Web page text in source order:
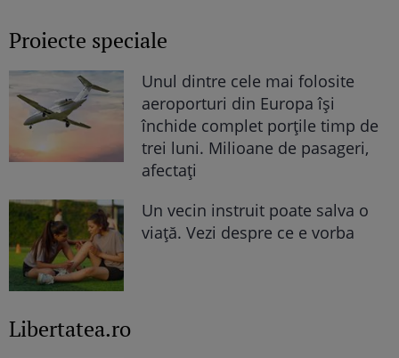
Proiecte speciale
Unul dintre cele mai folosite
aeroporturi din Europa își
închide complet porțile timp de
trei luni. Milioane de pasageri,
afectați
Un vecin instruit poate salva o
viață. Vezi despre ce e vorba
Libertatea.ro